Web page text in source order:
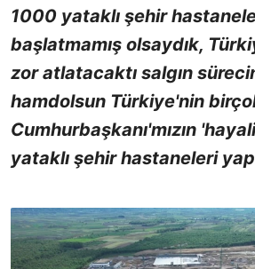
1000 yataklı şehir
başlatmamış olsaydık,
zor atlatacaktı salgın
hamdolsun Türkiye'nin
Cumhurbaşkanı'mızın
yataklı şehir hastaneleri